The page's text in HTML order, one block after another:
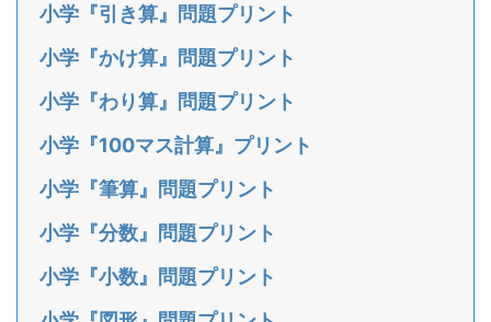
小学『引き算』問題プリント
小学『かけ算』問題プリント
小学『わり算』問題プリント
小学『100マス計算』プリント
小学『筆算』問題プリント
小学『分数』問題プリント
小学『小数』問題プリント